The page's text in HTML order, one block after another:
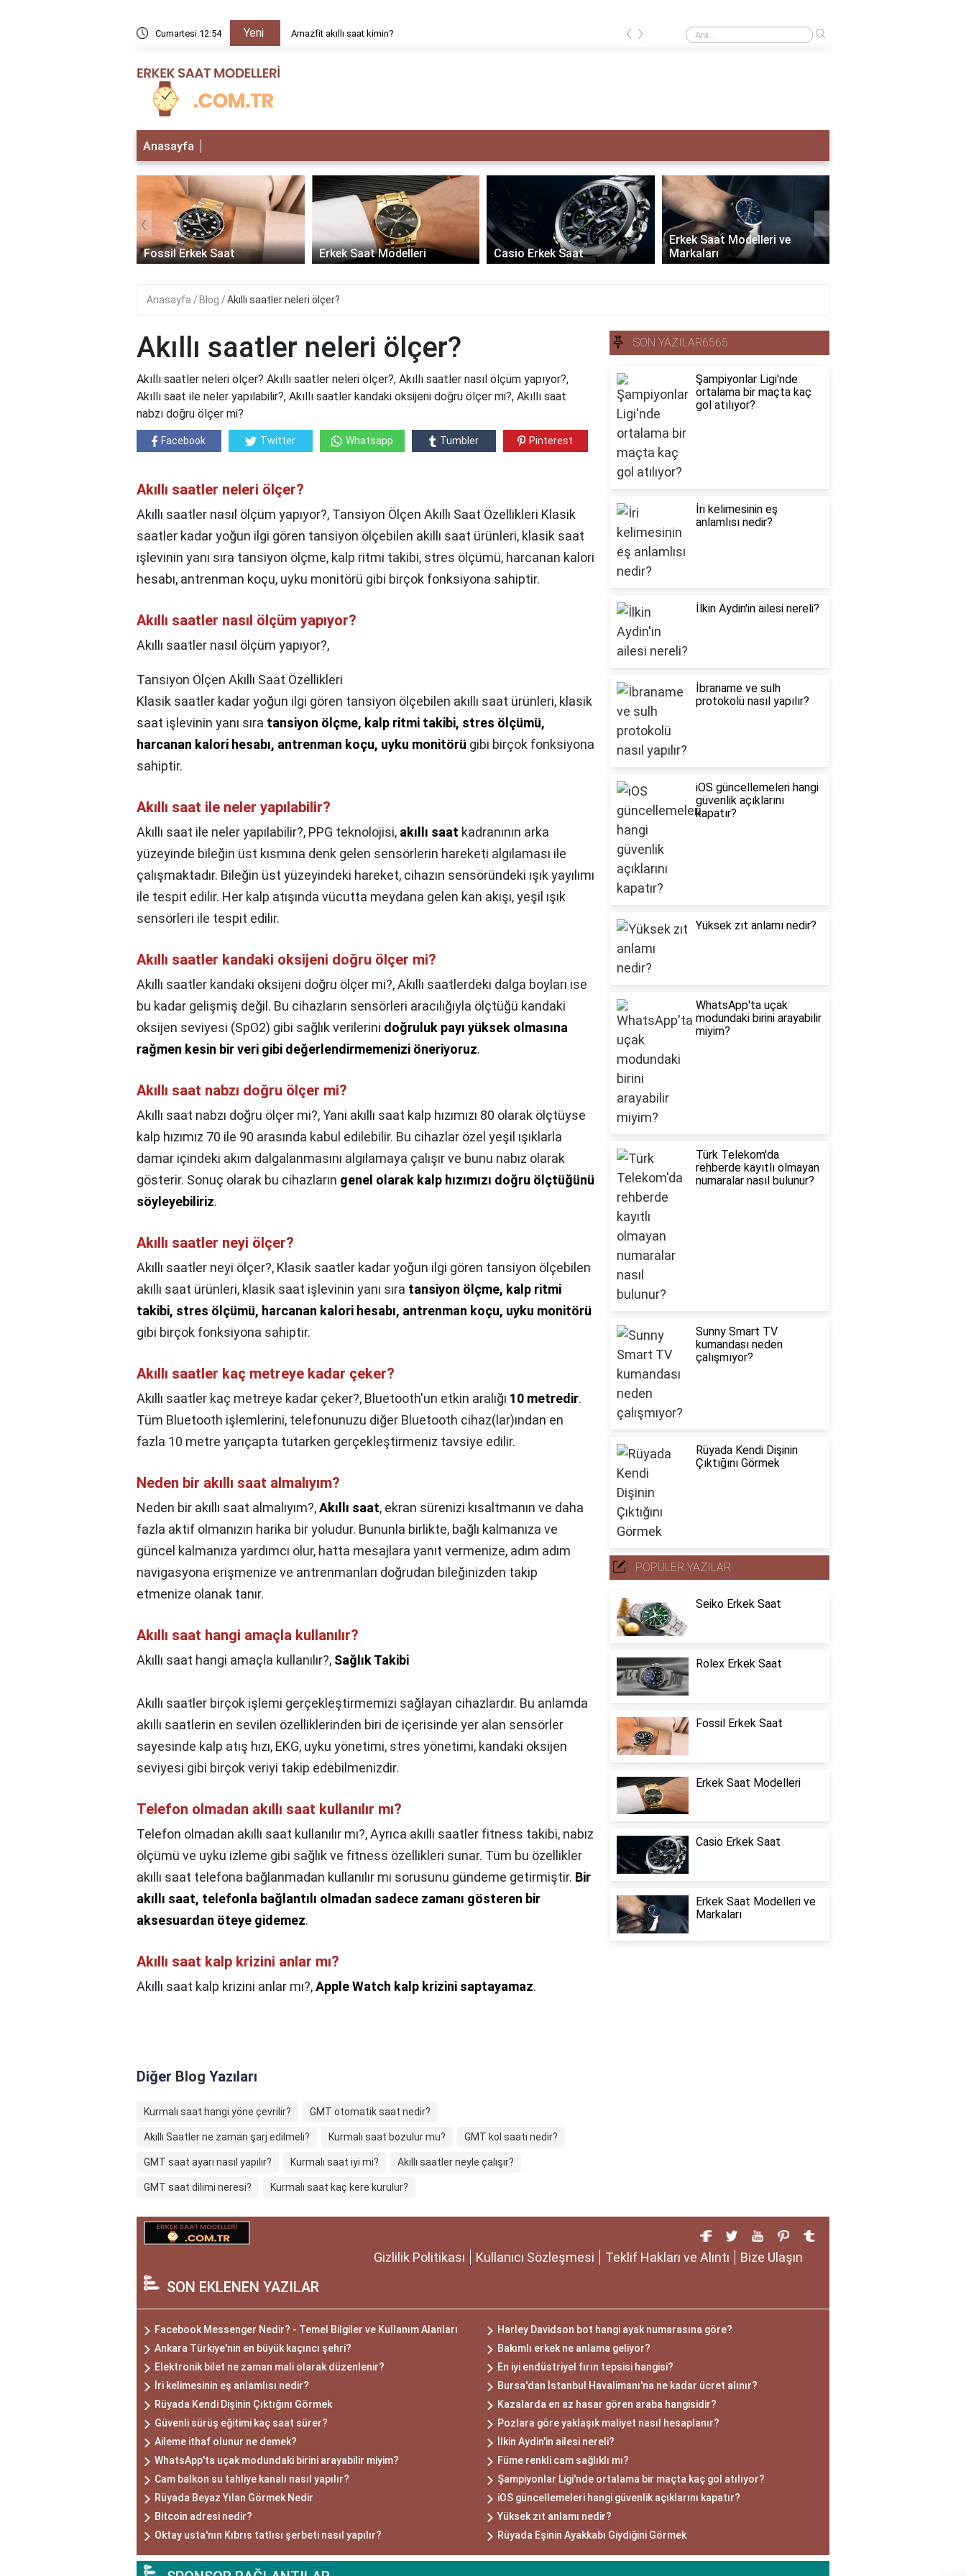
Cumartesi 12:54 Yeni Amazfit akıllı saat kimin? Creative taş ne demek?
‹ ›
Anasayfa
Fossil Erkek Saat Erkek Saat Modelleri Casio Erkek Saat
Erkek Saat Modelleri ve
Markaları
‹ ›
Anasayfa Blog Akıllı saatler neleri ölçer?
Akıllı saatler neleri ölçer?
Akıllı saatler neleri ölçer? Akıllı saatler neleri ölçer?, Akıllı saatler nasıl ölçüm yapıyor?,
Akıllı saat ile neler yapılabilir?, Akıllı saatler kandaki oksijeni doğru ölçer mi?, Akıllı saat
nabzı doğru ölçer mi?
Facebook Twitter Whatsapp Tumbler Pinterest
Akıllı saatler neleri ölçer?
Akıllı saatler nasıl ölçüm yapıyor?, Tansiyon Ölçen Akıllı Saat Özellikleri Klasik
saatler kadar yoğun ilgi gören tansiyon ölçebilen akıllı saat ürünleri, klasik saat
işlevinin yanı sıra tansiyon ölçme, kalp ritmi takibi, stres ölçümü, harcanan kalori
hesabı, antrenman koçu, uyku monitörü gibi birçok fonksiyona sahiptir.
Akıllı saatler nasıl ölçüm yapıyor?
Akıllı saatler nasıl ölçüm yapıyor?,
Tansiyon Ölçen Akıllı Saat Özellikleri
Klasik saatler kadar yoğun ilgi gören tansiyon ölçebilen akıllı saat ürünleri, klasik
saat işlevinin yanı sıra tansiyon ölçme, kalp ritmi takibi, stres ölçümü,
harcanan kalori hesabı, antrenman koçu, uyku monitörü gibi birçok fonksiyona
sahiptir.
Akıllı saat ile neler yapılabilir?
Akıllı saat ile neler yapılabilir?, PPG teknolojisi, akıllı saat kadranının arka
yüzeyinde bileğin üst kısmına denk gelen sensörlerin hareketi algılaması ile
çalışmaktadır. Bileğin üst yüzeyindeki hareket, cihazın sensöründeki ışık yayılımı
ile tespit edilir. Her kalp atışında vücutta meydana gelen kan akışı, yeşil ışık
sensörleri ile tespit edilir.
Akıllı saatler kandaki oksijeni doğru ölçer mi?
Akıllı saatler kandaki oksijeni doğru ölçer mi?,Akıllı saatlerdeki dalga boyları ise
bu kadar gelişmiş değil. Bu cihazların sensörleri aracılığıyla ölçtüğü kandaki
oksijen seviyesi (SpO2) gibi sağlık verilerini doğruluk payı yüksek olmasına
rağmen kesin bir veri gibi değerlendirmemenizi öneriyoruz.
Akıllı saat nabzı doğru ölçer mi?
Akıllı saat nabzı doğru ölçer mi?,Yani akıllı saat kalp hızımızı 80 olarak ölçtüyse
kalp hızımız 70 ile 90 arasında kabul edilebilir. Bu cihazlar özel yeşil ışıklarla
damar içindeki akım dalgalanmasını algılamaya çalışır ve bunu nabız olarak
gösterir. Sonuç olarak bu cihazların genel olarak kalp hızımızı doğru ölçtüğünü
söyleyebiliriz.
Akıllı saatler neyi ölçer?
Akıllı saatler neyi ölçer?, Klasik saatler kadar yoğun ilgi gören tansiyon ölçebilen
akıllı saat ürünleri, klasik saat işlevinin yanı sıra tansiyon ölçme, kalp ritmi
takibi, stres ölçümü, harcanan kalori hesabı, antrenman koçu, uyku monitörü
gibi birçok fonksiyona sahiptir.
Akıllı saatler kaç metreye kadar çeker?
Akıllı saatler kaç metreye kadar çeker?, Bluetooth'un etkin aralığı 10 metredir.
Tüm Bluetooth işlemlerini, telefonunuzu diğer Bluetooth cihaz(lar)ından en
fazla 10 metre yarıçapta tutarken gerçekleştirmeniz tavsiye edilir.
Neden bir akıllı saat almalıyım?
Neden bir akıllı saat almalıyım?,Akıllı saat, ekran sürenizi kısaltmanın ve daha
fazla aktif olmanızın harika bir yoludur. Bununla birlikte, bağlı kalmanıza ve
güncel kalmanıza yardımcı olur, hatta mesajlara yanıt vermenize, adım adım
navigasyona erişmenize ve antrenmanları doğrudan bileğinizden takip
etmenize olanak tanır.
Akıllı saat hangi amaçla kullanılır?
Akıllı saat hangi amaçla kullanılır?, Sağlık Takibi
Akıllı saatler birçok işlemi gerçekleştirmemizi sağlayan cihazlardır. Bu anlamda
akıllı saatlerin en sevilen özelliklerinden biri de içerisinde yer alan sensörler
sayesinde kalp atış hızı, EKG, uyku yönetimi, stres yönetimi, kandaki oksijen
seviyesi gibi birçok veriyi takip edebilmenizdir.
Telefon olmadan akıllı saat kullanılır mı?
Telefon olmadan akıllı saat kullanılır mı?,Ayrıca akıllı saatler fitness takibi, nabız
ölçümü ve uyku izleme gibi sağlık ve fitness özellikleri sunar. Tüm bu özellikler
akıllı saat telefona bağlanmadan kullanılır mı sorusunu gündeme getirmiştir. Bir
akıllı saat, telefonla bağlantılı olmadan sadece zamanı gösteren bir
aksesuardan öteye gidemez.
Akıllı saat kalp krizini anlar mı?
Akıllı saat kalp krizini anlar mı?,Apple Watch kalp krizini saptayamaz.
Diğer Blog Yazıları
Kurmalı saat hangi yöne çevrilir? GMT otomatik saat nedir?
Akıllı Saatler ne zaman şarj edilmeli? Kurmalı saat bozulur mu? GMT kol saati nedir?
GMT saat ayarı nasıl yapılır? Kurmalı saat iyi mi? Akıllı saatler neyle çalışır?
GMT saat dilimi neresi? Kurmalı saat kaç kere kurulur?
SON YAZILAR6565
Şampiyonlar Ligi'nde
ortalama bir maçta kaç
gol atılıyor?
İri kelimesinin eş
anlamlısı nedir?
İlkin Aydin'in ailesi nereli?
İbraname ve sulh
protokolü nasıl yapılır?
iOS güncellemeleri hangi
güvenlik açıklarını
kapatır?
Yüksek zıt anlamı nedir?
WhatsApp'ta uçak
modundaki birini arayabilir
miyim?
Türk Telekom'da
rehberde kayıtlı olmayan
numaralar nasıl bulunur?
Sunny Smart TV
kumandası neden
çalışmıyor?
Rüyada Kendi Dişinin
Çıktığını Görmek
POPÜLER YAZILAR
Seiko Erkek Saat
Rolex Erkek Saat
Fossil Erkek Saat
Erkek Saat Modelleri
Casio Erkek Saat
Erkek Saat Modelleri ve
Markaları
Gizlilik Politikası Kullanıcı Sözleşmesi Teklif Hakları ve Alıntı Bize Ulaşın
SON EKLENEN YAZILAR
Facebook Messenger Nedir? - Temel Bilgiler ve Kullanım Alanları
Harley Davidson bot hangi ayak numarasına göre?
Ankara Türkiye'nin en büyük kaçıncı şehri?
Bakımlı erkek ne anlama geliyor?
Elektronik bilet ne zaman mali olarak düzenlenir?
En iyi endüstriyel fırın tepsisi hangisi?
İri kelimesinin eş anlamlısı nedir?
Bursa'dan İstanbul Havalimanı'na ne kadar ücret alınır?
Rüyada Kendi Dişinin Çıktığını Görmek
Kazalarda en az hasar gören araba hangisidir?
Güvenli sürüş eğitimi kaç saat sürer?
Pozlara göre yaklaşık maliyet nasıl hesaplanır?
Aileme ithaf olunur ne demek?
İlkin Aydin'in ailesi nereli?
WhatsApp'ta uçak modundaki birini arayabilir miyim?
Füme renkli cam sağlıklı mı?
Cam balkon su tahliye kanalı nasıl yapılır?
Şampiyonlar Ligi'nde ortalama bir maçta kaç gol atılıyor?
Rüyada Beyaz Yılan Görmek Nedir
iOS güncellemeleri hangi güvenlik açıklarını kapatır?
Bitcoin adresi nedir?
Yüksek zıt anlamı nedir?
Oktay usta'nın Kıbrıs tatlısı şerbeti nasıl yapılır?
Rüyada Eşinin Ayakkabı Giydiğini Görmek